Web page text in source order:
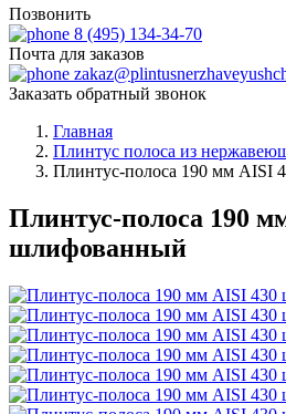
Позвонить
8 (495) 134-34-70
Почта для заказов
Заказать обратный звонок
Главная
Плинтус полоса из
Плинтус-полоса 190 мм AISI
Плинтус-полоса 190
шлифованный